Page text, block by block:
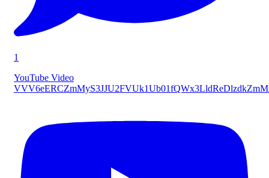
1
YouTube Video